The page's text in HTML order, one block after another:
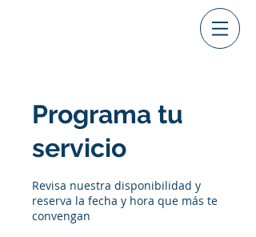
Programa tu
servicio
Revisa nuestra disponibilidad y
reserva la fecha y hora que más te
convengan